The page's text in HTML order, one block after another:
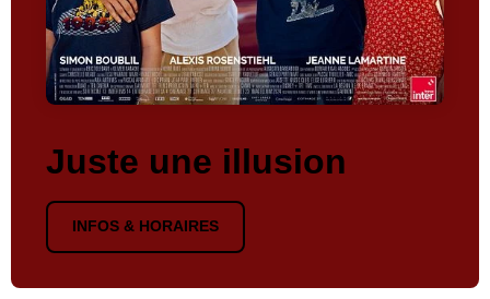
Juste une illusion
INFOS & HORAIRES